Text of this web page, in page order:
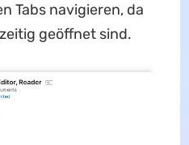
Tabs navigieren, da
geöffnet sind.